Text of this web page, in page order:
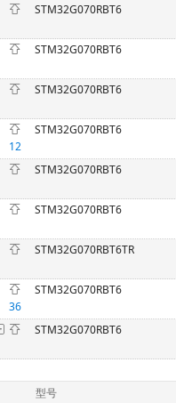
STM32G070RBT6
STM32G070RBT6
STM32G070RBT6
12
STM32G070RBT6
STM32G070RBT6
STM32G070RBT6
STM32G070RBT6TR
36
STM32G070RBT6
STM32G070RBT6
型号